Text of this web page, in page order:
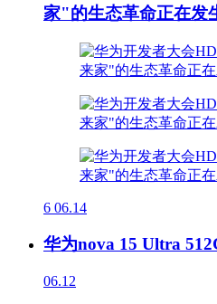
家"的生态革命正在发
6 06.14
华为nova 15 Ultra
06.12